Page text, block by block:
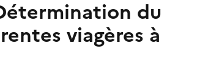
du
viagères à